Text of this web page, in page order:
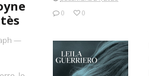
0
0
—